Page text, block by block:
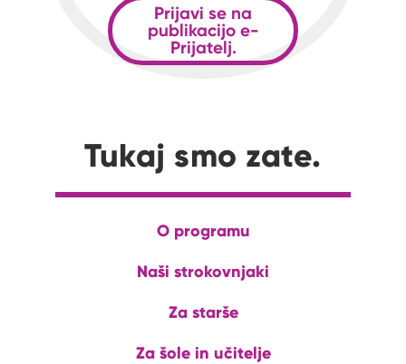
Prijavi se na
publikacijo e-
Prijatelj.
Tukaj smo zate.
O programu
Naši strokovnjaki
Za starše
Za šole in učitelje